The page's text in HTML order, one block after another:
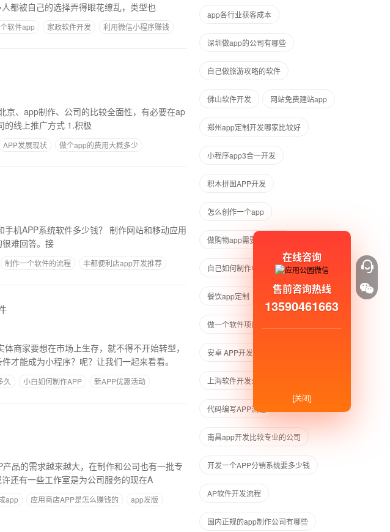
都被自己的选择弄得眼花缭乱，类型也
软件app 家政软件开发
利用微信小程序赚钱
京、app制作、公司的比较全面性，有必要在ap
p发布软件后推广互联网技术。我们来看看北京、app制作、公司的线上推广方式 1.积极
APP发展现状
做个app的费用大概多少
难回答。接
制作一个软件的流程
丰都便利店app开发推荐
商家要想在市场上生存，就不得不开始转型，
才能成为小程序？呢？让我们一起来看看。
久 小白如何制作APP
新APP优惠活动
品的需求越来越大，在制作和公司也有一批专
还有一些工作室是为公司服务的现在A
app 应用商店APP是怎么赚钱的
app发版
app各行业获客成本
深圳做app的公司有哪些
自己做旅游攻略的软件
佛山软件开发 网站免费建站app
郑州app定制开发哪家比较好
小程序app3合一开发
积木拼图APP开发
怎么创作一个app
做购物app需要什么条件
自己如何制作电商app软件
餐饮app定制 挣钱app
做一个软件项目需要什么流程
安卓 APP开发
上海软件开发公司有哪些
代码编写APP流程
南昌app开发比较专业的公司
开发一个APP分销系统要多少钱
AP软件开发流程
国内正规的app制作公司有哪些
在线咨询
售前咨询热线
13590461663
[关闭]